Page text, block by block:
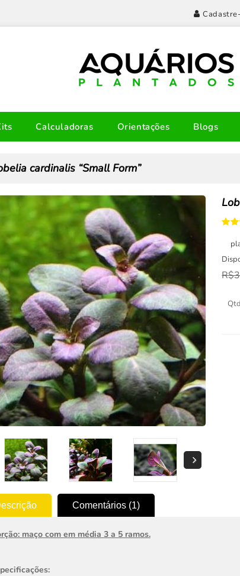
Calculadoras Orientações Blogs
cardinalis “Small Form”
Qtd
Comentários (1)
maço com em média 3 a 5 ramos.